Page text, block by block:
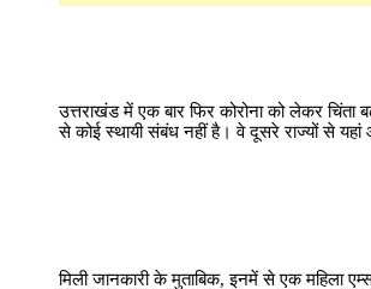
उत्तराखंड में एक बार फिर कोरोना को लेकर चिंता
से कोई स्थायी संबंध नहीं है। वे दूसरे राज्यों से यहां
मिली जानकारी के मुताबिक, इनमें से एक महिला